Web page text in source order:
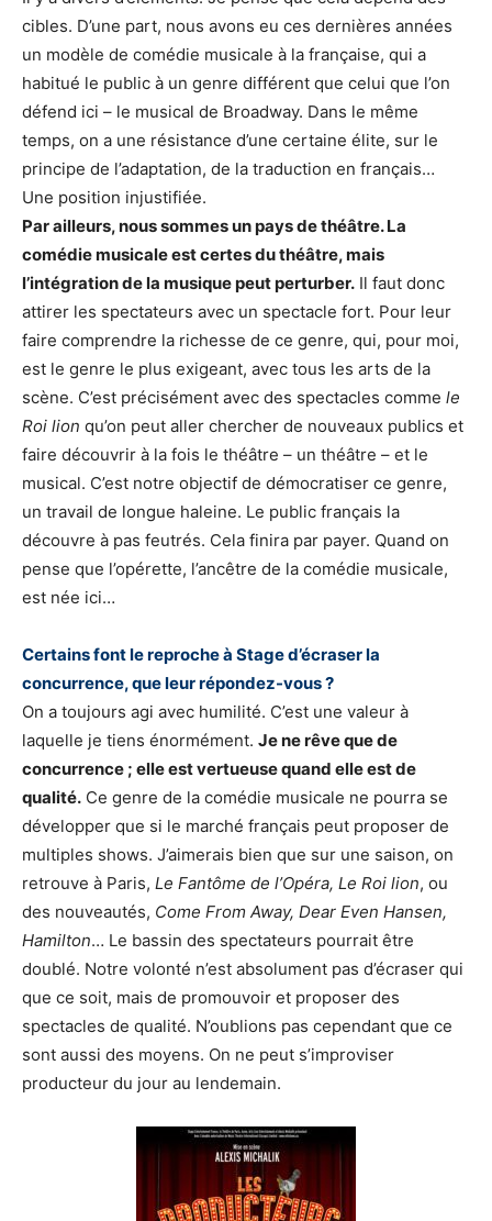
cibles. D’une part, nous avons eu ces dernières années
un modèle de comédie musicale à la française, qui a
habitué le public à un genre différent que celui que l’on
défend ici – le musical de Broadway. Dans le même
temps, on a une résistance d’une certaine élite, sur le
principe de l’adaptation, de la traduction en français…
Une position injustifiée.
Par ailleurs, nous sommes un pays de théâtre. La
comédie musicale est certes du théâtre, mais
l’intégration de la musique peut perturber. Il faut donc
attirer les spectateurs avec un spectacle fort. Pour leur
faire comprendre la richesse de ce genre, qui, pour moi,
est le genre le plus exigeant, avec tous les arts de la
scène. C’est précisément avec des spectacles comme le
Roi lion qu’on peut aller chercher de nouveaux publics et
faire découvrir à la fois le théâtre – un théâtre – et le
musical. C’est notre objectif de démocratiser ce genre,
un travail de longue haleine. Le public français la
découvre à pas feutrés. Cela finira par payer. Quand on
pense que l’opérette, l’ancêtre de la comédie musicale,
est née ici…
Certains font le reproche à Stage d’écraser la
concurrence, que leur répondez-vous ?
On a toujours agi avec humilité. C’est une valeur à
laquelle je tiens énormément. Je ne rêve que de
concurrence ; elle est vertueuse quand elle est de
qualité. Ce genre de la comédie musicale ne pourra se
développer que si le marché français peut proposer de
multiples shows. J’aimerais bien que sur une saison, on
retrouve à Paris, Le Fantôme de l’Opéra, Le Roi lion, ou
des nouveautés, Come From Away, Dear Even Hansen,
Hamilton… Le bassin des spectateurs pourrait être
doublé. Notre volonté n’est absolument pas d’écraser qui
que ce soit, mais de promouvoir et proposer des
spectacles de qualité. N’oublions pas cependant que ce
sont aussi des moyens. On ne peut s’improviser
producteur du jour au lendemain.